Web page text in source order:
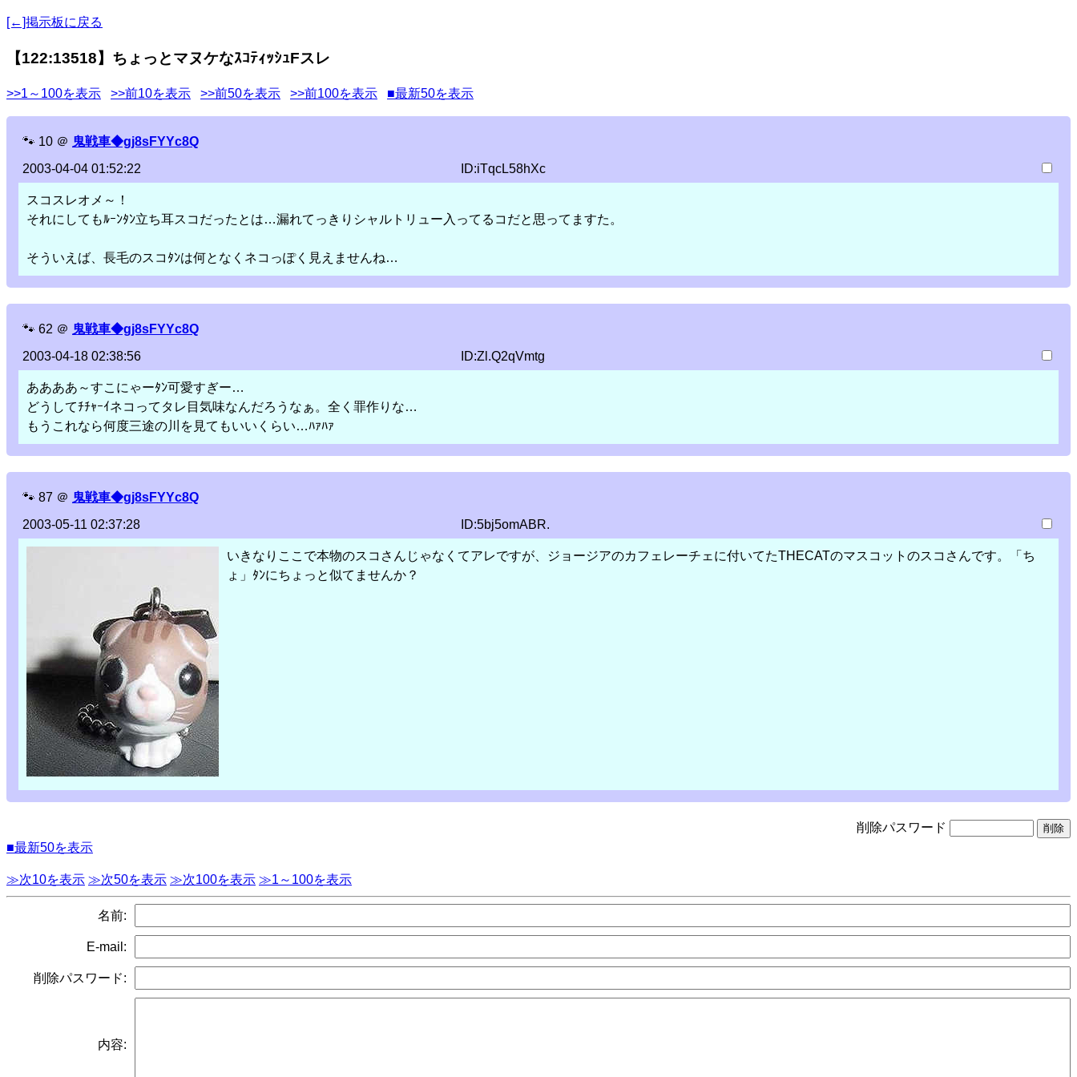
[←]掲示板に戻る
【122:13518】ちょっとマヌケなｽｺﾃｨｯｼｭFスレ
>>1～100を表示 >>前10を表示 >>前50を表示 >>前100を表示 ■最新50を表示
🐾 10 ＠ 鬼戦車◆gj8sFYYc8Q
2003-04-04 01:52:22
ID:iTqcL58hXc
スコスレオメ～！
それにしてもﾙｰﾝﾀﾝ立ち耳スコだったとは…漏れてっきりシャルトリュー入ってるコだと思ってますた。
そういえば、長毛のスコﾀﾝは何となくネコっぽく見えませんね…
🐾 62 ＠ 鬼戦車◆gj8sFYYc8Q
2003-04-18 02:38:56
ID:Zl.Q2qVmtg
ああああ～すこにゃーﾀﾝ可愛すぎー…
どうしてﾁﾁｬｰｲネコってタレ目気味なんだろうなぁ。全く罪作りな…
もうこれなら何度三途の川を見てもいいくらい…ﾊｧﾊｧ
🐾 87 ＠ 鬼戦車◆gj8sFYYc8Q
2003-05-11 02:37:28
ID:5bj5omABR.
いきなりここで本物のスコさんじゃなくてアレですが、ジョージアのカフェレーチェに付いてたTHECATのマスコットのスコさんです。「ち
ょ」ﾀﾝにちょっと似てませんか？
削除パスワード
■最新50を表示
≫次10を表示 ≫次50を表示 ≫次100を表示 ≫1～100を表示
名前:
E-mail:
削除パスワード:
内容: